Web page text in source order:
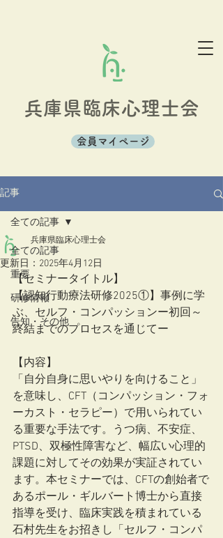
兵庫県臨床心理士会
会員マイページ
記事
全ての記事
重要
研修情報
告知・その他
全ての記事
兵庫県臨床心理士会
更新日： 2025年4月12日
【セミナータイトル】
【認知行動療法研修2025①】事例に学
ぶ、セルフ・コンパッションー初回～
終結までのプロセスを通じてー
【内容】
「自分自身に思いやりを向けること」
を意味し、CFT（コンパッション・フォ
ーカスト・セラピー）で用いられてい
る重要な手法です。うつ病、不安症、
PTSD、双極性障害など、幅広い心理的
課題に対してその効果が実証されてい
ます。本セミナーでは、CFTの創始者で
あるポール・ギルバート博士から直接
指導を受け、臨床実践を積まれている
石村先生をお招きし「セルフ・コンパ